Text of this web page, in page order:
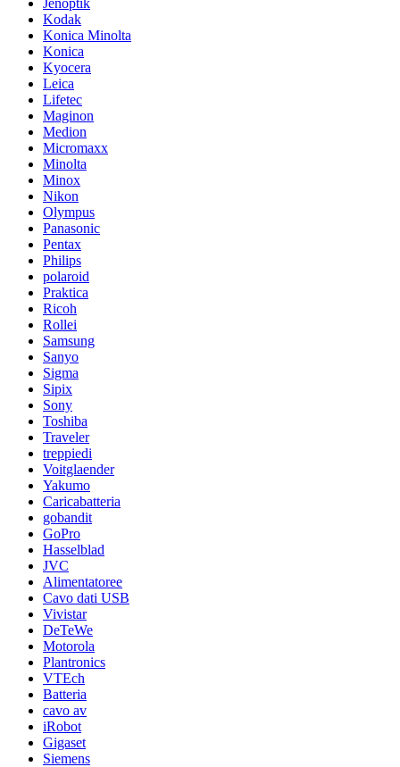
Jenoptik
Kodak
Konica Minolta
Konica
Kyocera
Leica
Lifetec
Maginon
Medion
Micromaxx
Minolta
Minox
Nikon
Olympus
Panasonic
Pentax
Philips
polaroid
Praktica
Ricoh
Rollei
Samsung
Sanyo
Sigma
Sipix
Sony
Toshiba
Traveler
treppiedi
Voitglaender
Yakumo
Caricabatteria
gobandit
GoPro
Hasselblad
JVC
Alimentatoree
Cavo dati USB
Vivistar
DeTeWe
Motorola
Plantronics
VTEch
Batteria
cavo av
iRobot
Gigaset
Siemens